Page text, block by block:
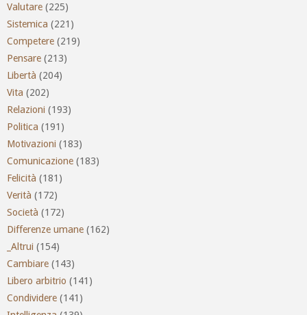
Valutare (225)
Sistemica (221)
Competere (219)
Pensare (213)
Libertà (204)
Vita (202)
Relazioni (193)
Politica (191)
Motivazioni (183)
Comunicazione (183)
Felicità (181)
Verità (172)
Società (172)
Differenze umane (162)
_Altrui (154)
Cambiare (143)
Libero arbitrio (141)
Condividere (141)